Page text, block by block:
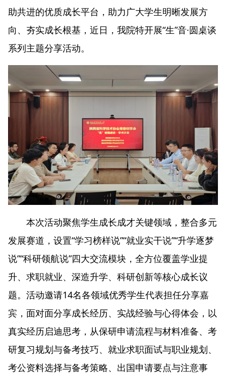
助共进的优质成长平台，助力广大学生明晰发展方
向、夯实成长根基，近日，我院特开展“生”音·圆桌谈
系列主题分享活动。
本次活动聚焦学生成长成才关键领域，整合多元
发展赛道，设置“学习榜样说”“就业实干说”“升学逐梦
说”“科研领航说”四大交流模块，全方位覆盖学业提
升、求职就业、深造升学、科研创新等核心成长议
题。活动邀请14名各领域优秀学生代表担任分享嘉
宾，面对面分享成长经历、实战经验与心得体会，以
真实经历启迪思考，从保研申请流程与材料准备、考
研复习规划与备考技巧、就业求职面试与职业规划、
考公资料选择与备考策略、出国申请要点与注意事